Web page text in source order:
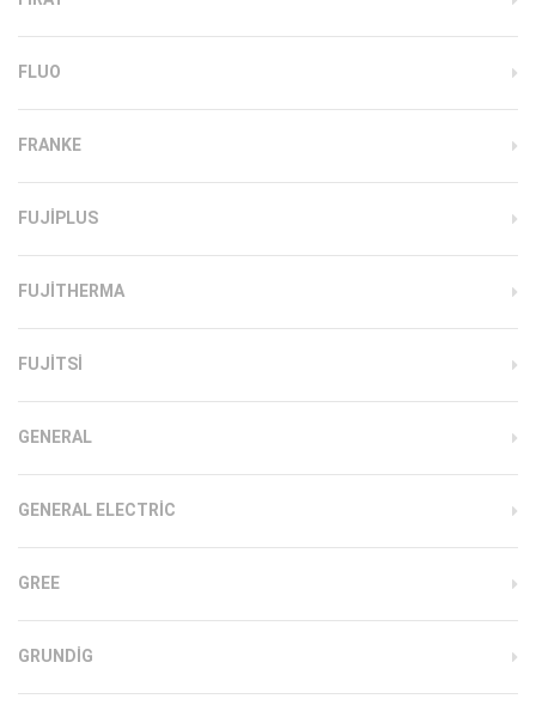
FLUO
FRANKE
FUJIPLUS
FUJITHERMA
FUJITSI
GENERAL
GENERAL ELECTRIC
GREE
GRUNDIG